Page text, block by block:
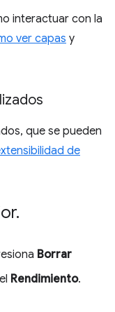
interactuar con la
ver capas y
que se pueden
de
.
Borrar
Rendimiento.